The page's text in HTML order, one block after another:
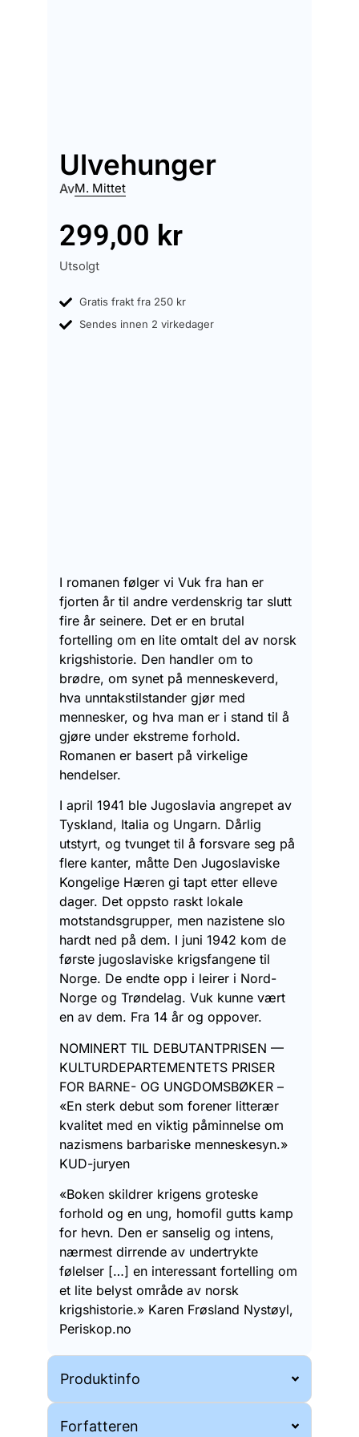
Ulvehunger
AvM. Mittet
299,00 kr
Utsolgt
Gratis frakt fra 250 kr
Sendes innen 2 virkedager
I romanen følger vi Vuk fra han er
fjorten år til andre verdenskrig tar slutt
fire år seinere. Det er en brutal
fortelling om en lite omtalt del av norsk
krigshistorie. Den handler om to
brødre, om synet på menneskeverd,
hva unntakstilstander gjør med
mennesker, og hva man er i stand til å
gjøre under ekstreme forhold.
Romanen er basert på virkelige
hendelser.
I april 1941 ble Jugoslavia angrepet av
Tyskland, Italia og Ungarn. Dårlig
utstyrt, og tvunget til å forsvare seg på
flere kanter, måtte Den Jugoslaviske
Kongelige Hæren gi tapt etter elleve
dager. Det oppsto raskt lokale
motstandsgrupper, men nazistene slo
hardt ned på dem. I juni 1942 kom de
første jugoslaviske krigsfangene til
Norge. De endte opp i leirer i Nord-
Norge og Trøndelag. Vuk kunne vært
en av dem. Fra 14 år og oppover.
NOMINERT TIL DEBUTANTPRISEN —
KULTURDEPARTEMENTETS PRISER
FOR BARNE- OG UNGDOMSBØKER –
«En sterk debut som forener litterær
kvalitet med en viktig påminnelse om
nazismens barbariske menneskesyn.»
KUD-juryen
«Boken skildrer krigens groteske
forhold og en ung, homofil gutts kamp
for hevn. Den er sanselig og intens,
nærmest dirrende av undertrykte
følelser […] en interessant fortelling om
et lite belyst område av norsk
krigshistorie.» Karen Frøsland Nystøyl,
Periskop.no
Produktinfo
Forfatteren